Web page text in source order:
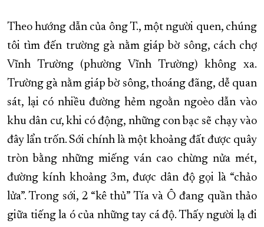
Theo hướng dẫn của ông T., một người quen, chúng
tôi tìm đến trường gà nằm giáp bờ sông, cách chợ
Vĩnh Trường (phường Vĩnh Trường) không xa.
Trường gà nằm giáp bờ sông, thoáng đãng, dễ quan
sát, lại có nhiều đường hẻm ngoằn ngoèo dẫn vào
khu dân cư, khi có động, những con bạc sẽ chạy vào
đây lẩn trốn. Sới chính là một khoảng đất được quây
tròn bằng những miếng ván cao chừng nửa mét,
đường kính khoảng 3m, được dân độ gọi là “chảo
lửa”. Trong sới, 2 “kê thủ” Tía và Ô đang quần thảo
giữa tiếng la ó của những tay cá độ. Thấy người lạ đi